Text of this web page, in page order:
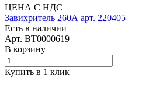
ЦЕНА С НДС
Завихритель 260А арт. 220405
Есть в наличии
Арт. BT0000619
В корзину
Купить в 1 клик